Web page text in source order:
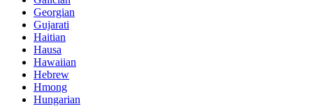
Georgian
Gujarati
Haitian
Hausa
Hawaiian
Hebrew
Hmong
Hungarian